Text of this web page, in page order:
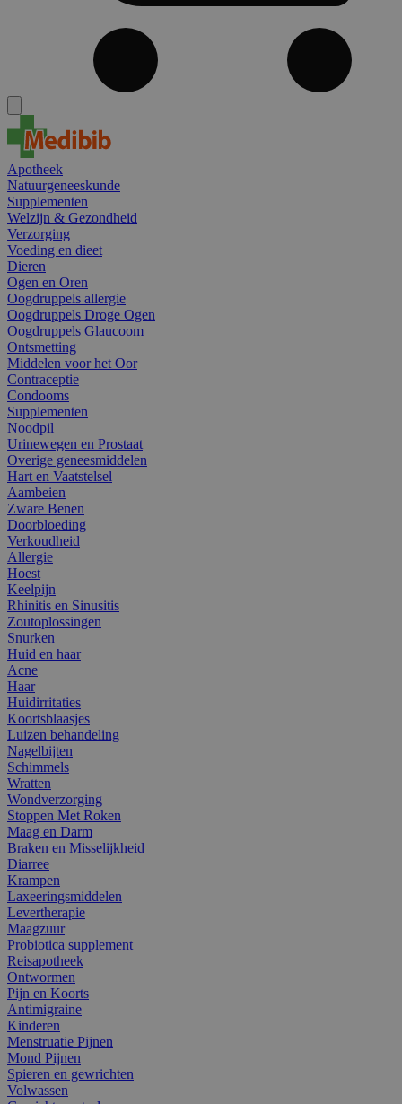
Apotheek
Natuurgeneeskunde
Supplementen
Welzijn & Gezondheid
Verzorging
Voeding en dieet
Dieren
Ogen en Oren
Oogdruppels allergie
Oogdruppels Droge Ogen
Oogdruppels Glaucoom
Ontsmetting
Middelen voor het Oor
Contraceptie
Condooms
Supplementen
Noodpil
Urinewegen en Prostaat
Overige geneesmiddelen
Hart en Vaatstelsel
Aambeien
Zware Benen
Doorbloeding
Verkoudheid
Allergie
Hoest
Keelpijn
Rhinitis en Sinusitis
Zoutoplossingen
Snurken
Huid en haar
Acne
Haar
Huidirritaties
Koortsblaasjes
Luizen behandeling
Nagelbijten
Schimmels
Wratten
Wondverzorging
Stoppen Met Roken
Maag en Darm
Braken en Misselijkheid
Diarree
Krampen
Laxeeringsmiddelen
Levertherapie
Maagzuur
Probiotica supplement
Reisapotheek
Ontwormen
Pijn en Koorts
Antimigraine
Kinderen
Menstruatie Pijnen
Mond Pijnen
Spieren en gewrichten
Volwassen